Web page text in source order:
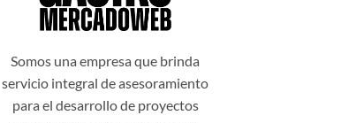
Somos una empresa que brinda
servicio integral de asesoramiento
para el desarrollo de proyectos